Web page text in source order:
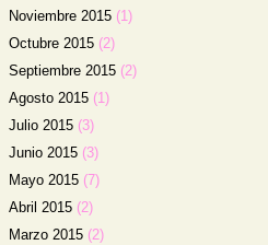
Noviembre 2015 (1)
Octubre 2015 (2)
Septiembre 2015 (2)
Agosto 2015 (1)
Julio 2015 (3)
Junio 2015 (3)
Mayo 2015 (7)
Abril 2015 (2)
Marzo 2015 (2)